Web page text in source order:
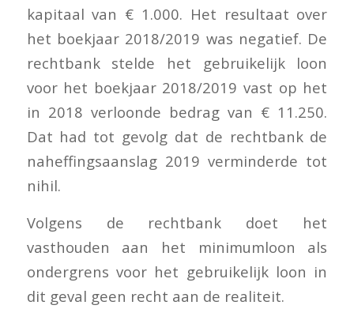
kapitaal van € 1.000. Het resultaat over
het boekjaar 2018/2019 was negatief. De
rechtbank stelde het gebruikelijk loon
voor het boekjaar 2018/2019 vast op het
in 2018 verloonde bedrag van € 11.250.
Dat had tot gevolg dat de rechtbank de
naheffingsaanslag 2019 verminderde tot
nihil.
Volgens de rechtbank doet het
vasthouden aan het minimumloon als
ondergrens voor het gebruikelijk loon in
dit geval geen recht aan de realiteit.